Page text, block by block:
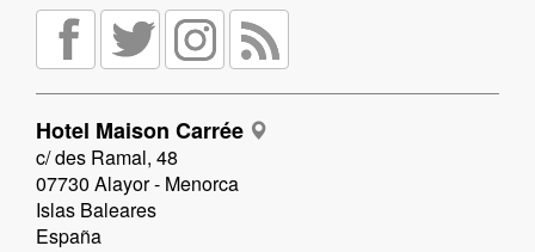
Hotel Maison Carrée
c/ des Ramal, 48
07730 Alayor - Menorca
Islas Baleares
España